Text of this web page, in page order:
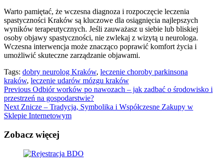
Warto pamiętać, że wczesna diagnoza i rozpoczęcie leczenia
spastyczności Kraków są kluczowe dla osiągnięcia najlepszych
wyników terapeutycznych. Jeśli zauważasz u siebie lub bliskiej
osoby objawy spastyczności, nie zwlekaj z wizytą u neurologa.
Wczesna interwencja może znacząco poprawić komfort życia i
umożliwić skuteczne zarządzanie objawami.
Tags: dobry neurolog Kraków, leczenie choroby parkinsona
kraków, leczenie udarów mózgu kraków
Continue
Reading
Previous Odbiór worków po nawozach – jak zadbać o środowisko i
przestrzeń na gospodarstwie?
Next Znicze – Tradycja, Symbolika i Współczesne Zakupy w
Sklepie Internetowym
Zobacz więcej